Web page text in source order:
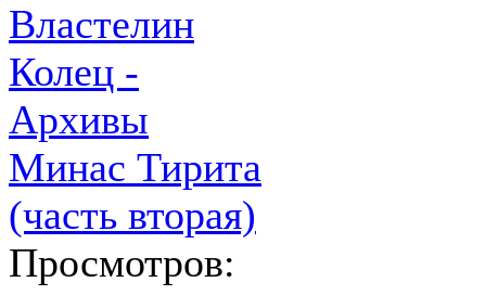
Властелин
Колец -
Архивы
Минас Тирита
(часть вторая)
Просмотров: